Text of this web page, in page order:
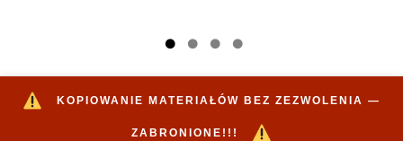
KOPIOWANIE MATERIAŁÓW BEZ ZEZWOLENIA —
ZABRONIONE!!!